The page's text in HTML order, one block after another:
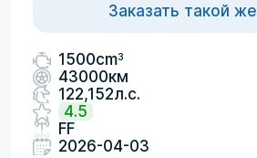
Заказать такой же
1500cm3
43000км
122,152л.с.
4.5
FF
2026-04-03